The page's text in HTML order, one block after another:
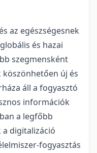
az egészségesnek
és hazai
szegmensként
új és
áll a fogyasztó
információk
a legfőbb
digitalizáció
fogyasztás